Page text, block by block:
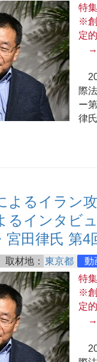
特
※創
定
→
際
ー
律
よるイラン
るインタビ
宮田律氏 第4
取材地： 東京都
動
特
※創
定
→